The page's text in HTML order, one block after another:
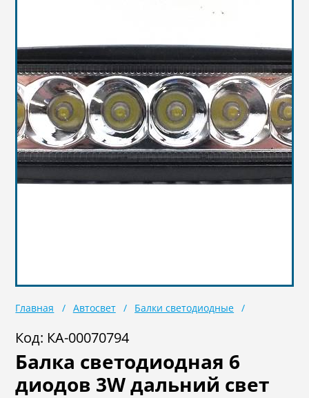
Крепеж колесный
Мототехника
Садовая техника
Инструмент
Лодки и моторы
Активный отдых
Электроинструмент
и оснастка
Главная Автосвет Балки светодиодные
Код: КА-00070794
Балка светодиодная 6
диодов 3W дальний свет